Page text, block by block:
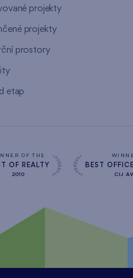
projekty
projekty
prostory
etap
OF THE
OF REALTY
2010
BEST
CIJ